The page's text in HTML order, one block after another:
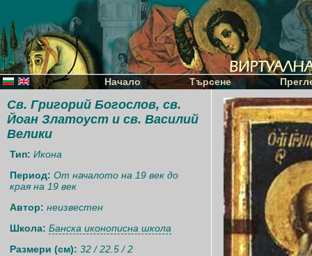
Начало Търсене
Св. Григорий Богослов, св.
Йоан Златоуст и св. Василий
Велики
Тип: Икона
Период: От началото на 19 век до
края на 19 век
Автор: неизвестен
Школа: Банска иконописна школа
Размери (см): 32 / 22.5 / 2